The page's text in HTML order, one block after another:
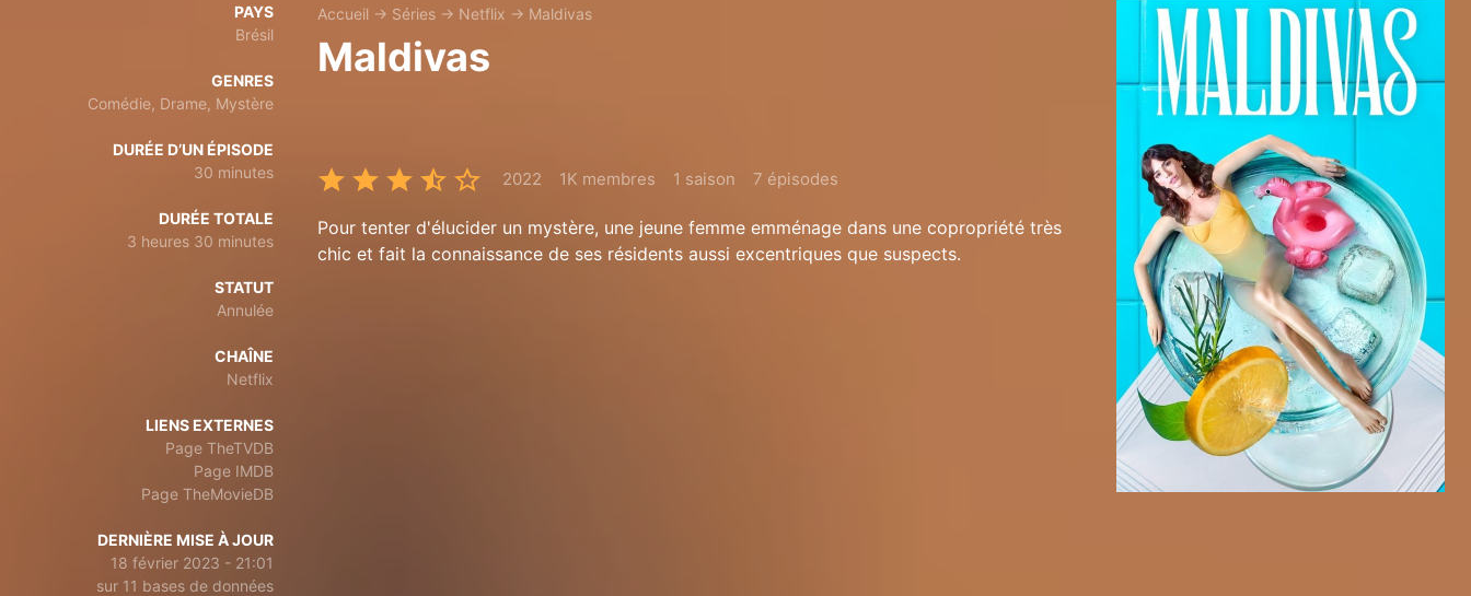
PAYS
Brésil
GENRES
Comédie, Drame, Mystère
DURÉE D’UN ÉPISODE
30 minutes
DURÉE TOTALE
3 heures 30 minutes
STATUT
Annulée
CHAÎNE
Netflix
LIENS EXTERNES
Page TheTVDB
Page IMDB
Page TheMovieDB
DERNIÈRE MISE À JOUR
18 février 2023 - 21:01
sur 11 bases de données
Accueil → Séries → Netflix → Maldivas
Maldivas
2022 1K membres 1 saison 7 épisodes
Pour tenter d'élucider un mystère, une jeune femme emménage dans une copropriété très
chic et fait la connaissance de ses résidents aussi excentriques que suspects.